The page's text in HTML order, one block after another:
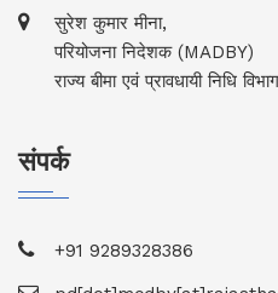
सुरेश कुमार मीना,
परियोजना निदेशक (MADBY)
राज्य बीमा एवं प्रावधायी निधि
संपर्क
+91 9289328386